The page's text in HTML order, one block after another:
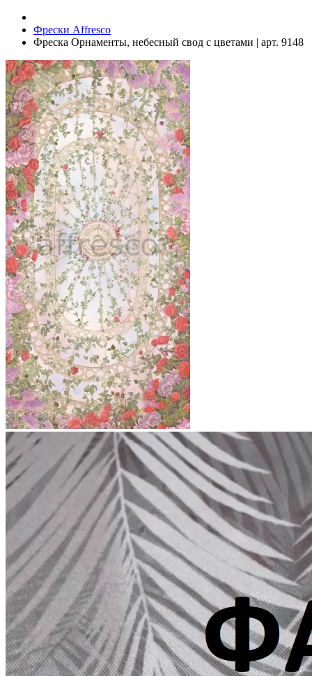
Фрески Affresco
Фреска Орнаменты, небесный свод с цветами | арт. 9148